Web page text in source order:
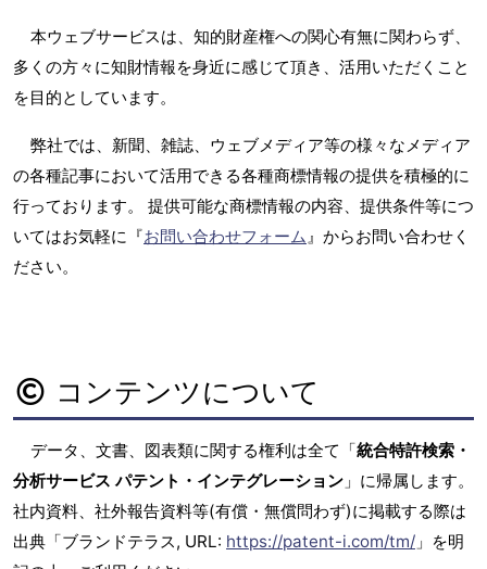
本ウェブサービスは、知的財産権への関心有無に関わらず、
多くの方々に知財情報を身近に感じて頂き、活用いただくこと
を目的としています。
弊社では、新聞、雑誌、ウェブメディア等の様々なメディア
の各種記事において活用できる各種商標情報の提供を積極的に
行っております。 提供可能な商標情報の内容、提供条件等につ
いてはお気軽に『お問い合わせフォーム』からお問い合わせく
ださい。
コンテンツについて
データ、文書、図表類に関する権利は全て「統合特許検索・
分析サービス パテント・インテグレーション 」に帰属します。
社内資料、社外報告資料等(有償・無償問わず)に掲載する際は
出典「ブランドテラス, URL: https://patent-i.com/tm/ 」を明